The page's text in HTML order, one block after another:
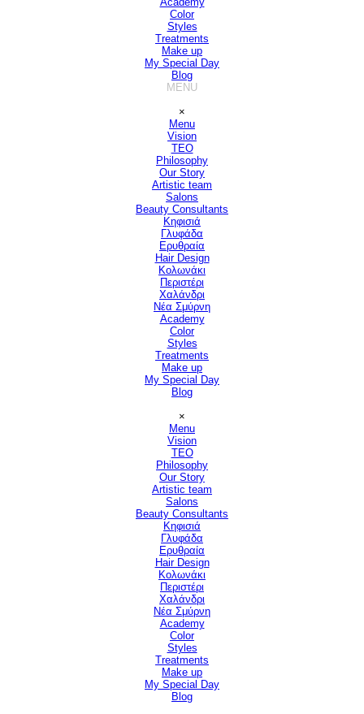
Color
Styles
Treatments
Make up
My Special Day
Blog
MENU
×
Menu
Vision
TEO
Philosophy
Our Story
Artistic team
Salons
Beauty Consultants
Κηφισιά
Γλυφάδα
Ερυθραία
Hair Design▼
Κολωνάκι
Περιστέρι
Χαλάνδρι
Νέα Σμύρνη
Academy
Color
Styles
Treatments
Make up
My Special Day
Blog
×
Menu
Vision
TEO
Philosophy
Our Story
Artistic team
Salons
Beauty Consultants
Κηφισιά
Γλυφάδα
Ερυθραία
Hair Design▼
Κολωνάκι
Περιστέρι
Χαλάνδρι
Νέα Σμύρνη
Academy
Color
Styles
Treatments
Make up
My Special Day
Blog